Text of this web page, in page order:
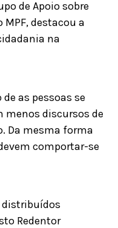
de Apoio sobre
destacou a
na
as pessoas se
menos discursos de
Da mesma forma
comportar-se
distribuídos
Redentor